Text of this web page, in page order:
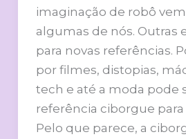
imaginação de robô
algumas de nós. Outras
para novas referências.
por filmes, distopias,
tech e até a moda pode
referência ciborgue
Pelo que parece, a